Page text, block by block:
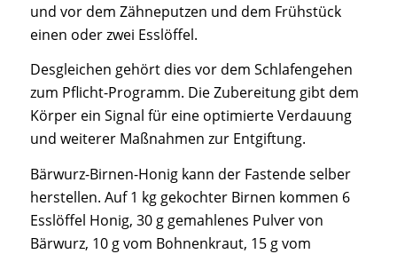
und vor dem Zähneputzen und dem Frühstück
einen oder zwei Esslöffel.
Desgleichen gehört dies vor dem Schlafengehen
zum Pflicht-Programm. Die Zubereitung gibt dem
Körper ein Signal für eine optimierte Verdauung
und weiterer Maßnahmen zur Entgiftung.
Bärwurz-Birnen-Honig kann der Fastende selber
herstellen. Auf 1 kg gekochter Birnen kommen 6
Esslöffel Honig, 30 g gemahlenes Pulver von
Bärwurz, 10 g vom Bohnenkraut, 15 g vom